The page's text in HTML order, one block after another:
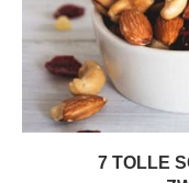
7 TOLLE